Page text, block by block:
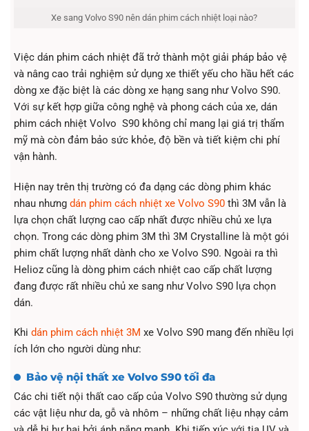
Xe sang Volvo S90 nên dán phim cách nhiệt loại nào?
Việc dán phim cách nhiệt đã trở thành một giải pháp bảo vệ
và nâng cao trải nghiệm sử dụng xe thiết yếu cho hầu hết các
dòng xe đặc biệt là các dòng xe hạng sang như Volvo S90.
Với sự kết hợp giữa công nghệ và phong cách của xe, dán
phim cách nhiệt Volvo S90 không chỉ mang lại giá trị thẩm
mỹ mà còn đảm bảo sức khỏe, độ bền và tiết kiệm chi phí
vận hành.
Hiện nay trên thị trường có đa dạng các dòng phim khác
nhau nhưng dán phim cách nhiệt xe Volvo S90thì 3M vẫn là
lựa chọn chất lượng cao cấp nhất được nhiều chủ xe lựa
chọn. Trong các dòng phim 3M thì 3M Crystalline là một gói
phim chất lượng nhất dành cho xe Volvo S90. Ngoài ra thì
Helioz cũng là dòng phim cách nhiệt cao cấp chất lượng
đang được rất nhiều chủ xe sang như Volvo S90 lựa chọn
dán.
Khi dán phim cách nhiệt 3M xe Volvo S90 mang đến nhiều lợi
ích lớn cho người dùng như:
Bảo vệ nội thất xe Volvo S90 tối đa
Các chi tiết nội thất cao cấp của Volvo S90 thường sử dụng
các vật liệu như da, gỗ và nhôm – những chất liệu nhạy cảm